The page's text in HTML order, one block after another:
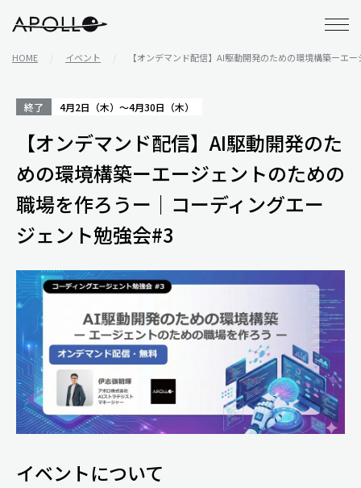
HOME イベント 【オンデマンド配信】AI駆動開発のための環境構築ーエ
終了 4月2日（木）～4月30日（木）
【オンデマンド配信】AI駆動開発のた
めの環境構築ーエージェントのための
職場を作ろうー｜コーディングエー
ジェント勉強会#3
イベントについて